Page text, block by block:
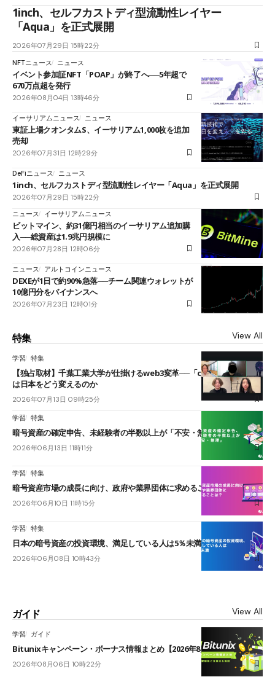
1inch、セルフカストディ型流動性レイヤー
「Aqua」を正式展開
2026年07月29日 15時22分
NFTニュース
ニュース
イベント参加証NFT「POAP」が終了へ──5年超で
670万点超を発行
2026年08月04日 13時46分
イーサリアムニュース ニュース
東証上場クオンタムS、イーサリアム1,000枚を追加
売却
2026年07月31日 12時29分
DeFiニュース ニュース
1inch、セルフカストディ型流動性レイヤー「Aqua」を正式展開
2026年07月29日 15時22分
ニュース
イーサリアムニュース
ビットマイン、約31億円相当のイーサリアム追加購
入──総資産は1.9兆円規模に
2026年07月28日 12時06分
ニュース アルトコインニュース
DEXEが1日で約90%急落──チーム関連ウォレットが
10億円分をバイナンスへ
2026年07月23日 12時01分
特集 View All
学習 特集
【独占取材】千葉工業大学が仕掛けるweb3変革──「cJPY」とAIの融合
は日本をどう変えるのか
2026年07月13日 09時25分
学習 特集
暗号資産の確定申告、未経験者の半数以上が「不安・無理」
2026年06月13日 11時11分
学習 特集
暗号資産市場の成長に向け、政府や業界団体に求めることは？
2026年06月10日 11時15分
学習 特集
日本の暗号資産の投資環境、満足している人は5％未満
2026年06月08日 10時43分
ガイド View All
学習 ガイド
Bitunixキャンペーン・ボーナス情報まとめ【2026年8月最新】
2026年08月06日 10時22分